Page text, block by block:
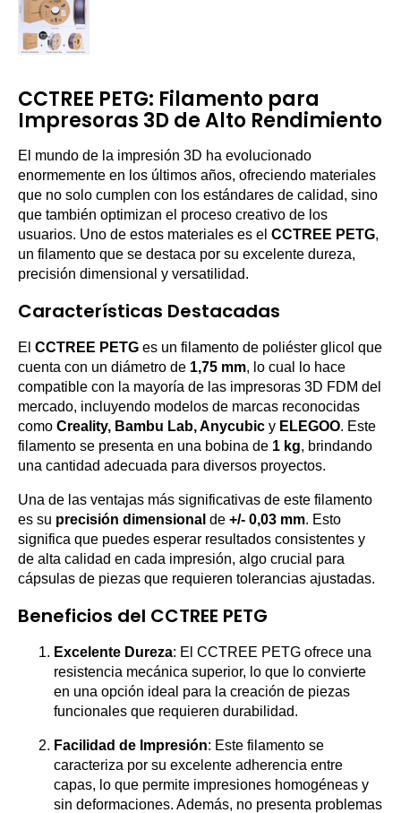
CCTREE PETG: Filamento para
Impresoras 3D de Alto Rendimiento
El mundo de la impresión 3D ha evolucionado
enormemente en los últimos años, ofreciendo materiales
que no solo cumplen con los estándares de calidad, sino
que también optimizan el proceso creativo de los
usuarios. Uno de estos materiales es el CCTREE PETG,
un filamento que se destaca por su excelente dureza,
precisión dimensional y versatilidad.
Características Destacadas
El CCTREE PETG es un filamento de poliéster glicol que
cuenta con un diámetro de 1,75 mm, lo cual lo hace
compatible con la mayoría de las impresoras 3D FDM del
mercado, incluyendo modelos de marcas reconocidas
como Creality, Bambu Lab, Anycubic y ELEGOO. Este
filamento se presenta en una bobina de 1 kg, brindando
una cantidad adecuada para diversos proyectos.
Una de las ventajas más significativas de este filamento
es su precisión dimensional de +/- 0,03 mm. Esto
significa que puedes esperar resultados consistentes y
de alta calidad en cada impresión, algo crucial para
cápsulas de piezas que requieren tolerancias ajustadas.
Beneficios del CCTREE PETG
Excelente Dureza: El CCTREE PETG ofrece una
resistencia mecánica superior, lo que lo convierte
en una opción ideal para la creación de piezas
funcionales que requieren durabilidad.
Facilidad de Impresión: Este filamento se
caracteriza por su excelente adherencia entre
capas, lo que permite impresiones homogéneas y
sin deformaciones. Además, no presenta problemas